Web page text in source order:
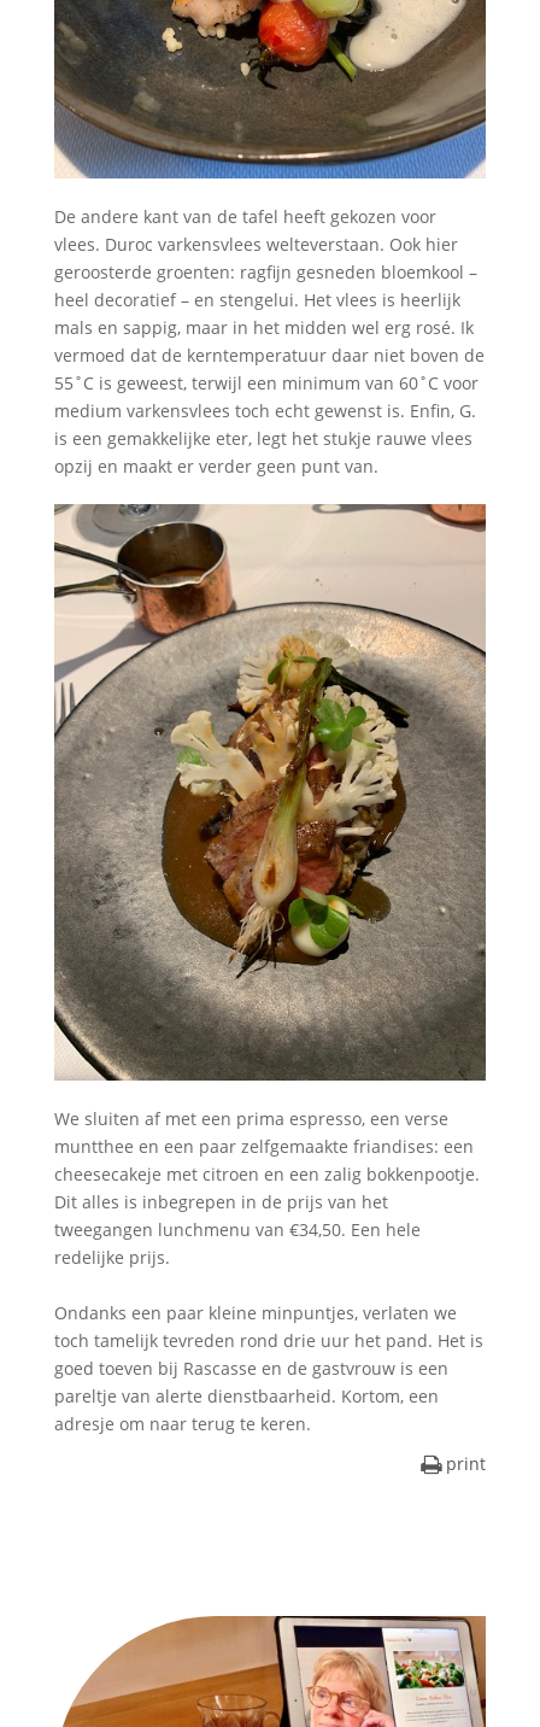
De andere kant van de tafel heeft gekozen voor
vlees. Duroc varkensvlees welteverstaan. Ook hier
geroosterde groenten: ragfijn gesneden bloemkool –
heel decoratief – en stengelui. Het vlees is heerlijk
mals en sappig, maar in het midden wel erg rosé. Ik
vermoed dat de kerntemperatuur daar niet boven de
55˚C is geweest, terwijl een minimum van 60˚C voor
medium varkensvlees toch echt gewenst is. Enfin, G.
is een gemakkelijke eter, legt het stukje rauwe vlees
opzij en maakt er verder geen punt van.
We sluiten af met een prima espresso, een verse
muntthee en een paar zelfgemaakte friandises: een
cheesecakeje met citroen en een zalig bokkenpootje.
Dit alles is inbegrepen in de prijs van het
tweegangen lunchmenu van €34,50. Een hele
redelijke prijs.
Ondanks een paar kleine minpuntjes, verlaten we
toch tamelijk tevreden rond drie uur het pand. Het is
goed toeven bij Rascasse en de gastvrouw is een
pareltje van alerte dienstbaarheid. Kortom, een
adresje om naar terug te keren.
print